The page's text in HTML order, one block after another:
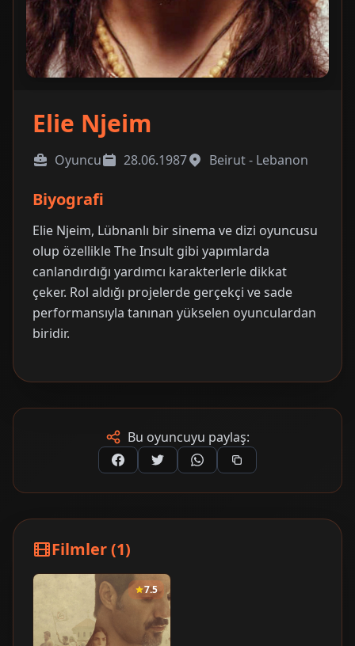
Elie Njeim
Oyuncu 28.06.1987 Beirut - Lebanon
Biyografi
Elie Njeim, Lübnanlı bir sinema ve dizi oyuncusu
olup özellikle The Insult gibi yapımlarda
canlandırdığı yardımcı karakterlerle dikkat
çeker. Rol aldığı projelerde gerçekçi ve sade
performansıyla tanınan yükselen oyunculardan
biridir.
Bu oyuncuyu paylaş:
Filmler (1)
7.5